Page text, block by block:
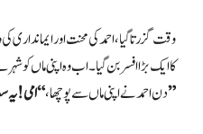
وقت گزرتا گیا، احمد کی محنت اور ایمانداری
کا ایک بڑا افسر بن گیا۔ اب وہ اپنی ماں کو
دن احمد نے اپنی ماں سے پوچھا،“امی! یہ سب کیسے ممکن ہوا؟”